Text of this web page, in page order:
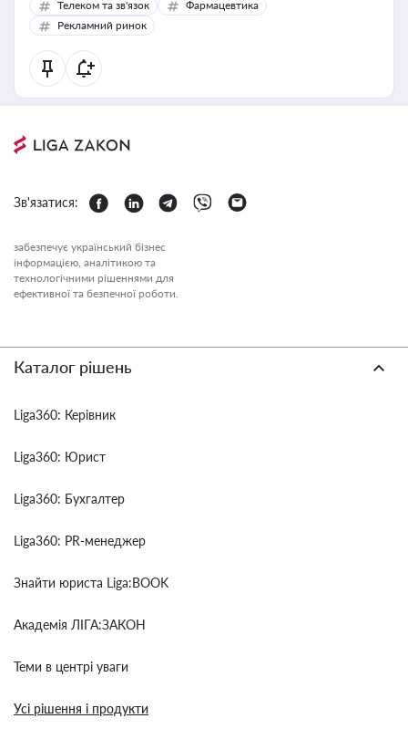
Телеком та зв'язок
Фармацевтика
Рекламний ринок
Зв'язатися:
забезпечує український бізнес
інформацією, аналітикою та
технологічними рішеннями для
ефективної та безпечної роботи.
Каталог рішень
Liga360: Керівник
Liga360: Юрист
Liga360: Бухгалтер
Liga360: PR-менеджер
Знайти юриста Liga:BOOK
Академія ЛІГА:ЗАКОН
Теми в центрі уваги
Усі рішення і продукти